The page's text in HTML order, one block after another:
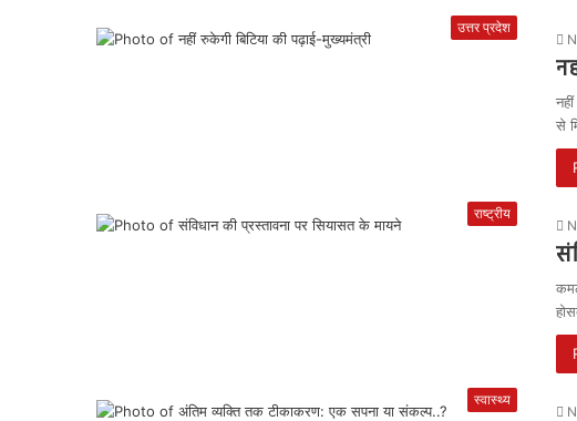
उत्तर प्रदेश
से
राष्ट्रीय
स्वास्थ्य